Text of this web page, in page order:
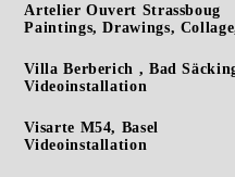
Artelier Ouvert Strassboug
Paintings, Drawings,
Villa Berberich , Bad
Videoinstallation
Visarte M54, Basel
Videoinstallation